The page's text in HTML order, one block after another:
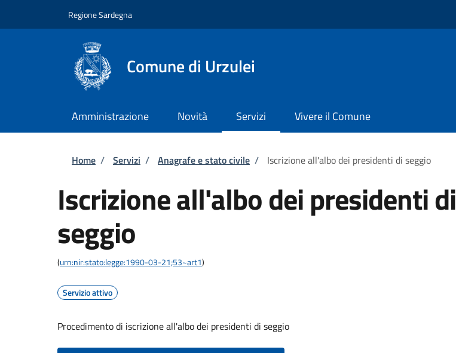
Regione Sardegna
Comune di Urzulei
Amministrazione Novità Servizi Vivere il Comune
Briciole di pane
Home / Servizi / Anagrafe e stato civile / Iscrizione all'albo dei presidenti di seggio
Iscrizione all'albo dei presidenti di
seggio
(urn:nir:stato:legge:1990-03-21;53~art1)
Servizio attivo
Procedimento di iscrizione all'albo dei presidenti di seggio